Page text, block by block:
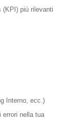
(KPI) più rilevanti
Interno, ecc.)
errori nella tua